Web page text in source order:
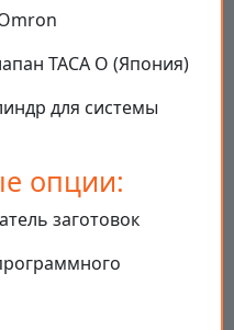
TACA O (Япония)
для системы
опции:
заготовок